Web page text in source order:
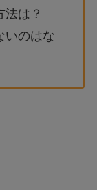
法は？
いのはな